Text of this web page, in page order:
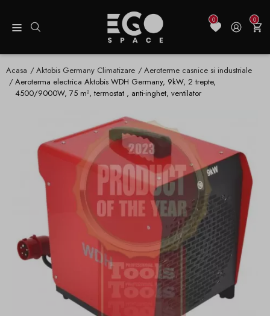
0 0
Acasa Aktobis Germany Climatizare
Aeroterme casnice si industriale
Aeroterma electrica Aktobis WDH Germany, 9kW, 2 trepte,
4500/9000W, 75 m², termostat , anti-inghet, ventilator